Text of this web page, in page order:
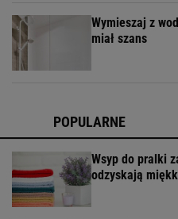
Wymieszaj z
miał szans
POPULARNE
Wsyp do pralki
odzyskają